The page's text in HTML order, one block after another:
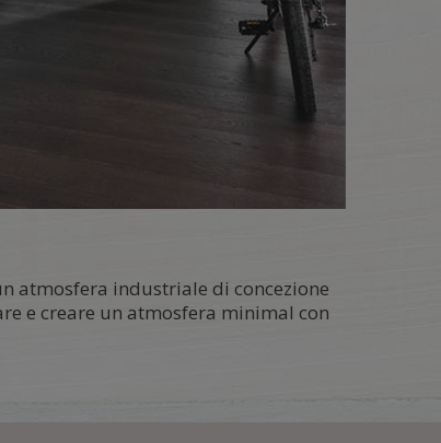
atmosfera industriale di concezione
e creare un atmosfera minimal con